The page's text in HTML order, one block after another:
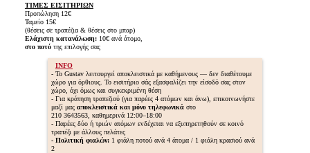
ΤΙΜΕΣ ΕΙΣΙΤΗΡΙΩΝ
Προπώληση 12€
Ταμείο 15€
(θέσεις σε τραπέζια & θέσεις στο μπαρ)
Ελάχιστη κατανάλωση:10€ ανά άτομο,
στο ποτότης επιλογής σας
INFO
- Το Gustav λειτουργεί αποκλειστικά με καθήμενους — δεν διαθέτουμε
χώρο για όρθιους. Το εισιτήριο σάς εξασφαλίζει την είσοδό σας στον
χώρο, όχι όμως και συγκεκριμένη θέση
- Για κράτηση τραπεζιού (για παρέες 4 ατόμων και άνω), επικοινωνήστε
μαζί μας αποκλειστικά και μόνο τηλεφωνικά στο
210 3643563, καθημερινά 12:00–18:00
- Παρέες δύο ή τριών ατόμων ενδέχεται να εξυπηρετηθούν σε κοινό
τραπέζι με άλλους πελάτες
- Πολιτική φιαλών: 1 φιάλη ποτού ανά 4 άτομα / 1 φιάλη κρασιού ανά
2